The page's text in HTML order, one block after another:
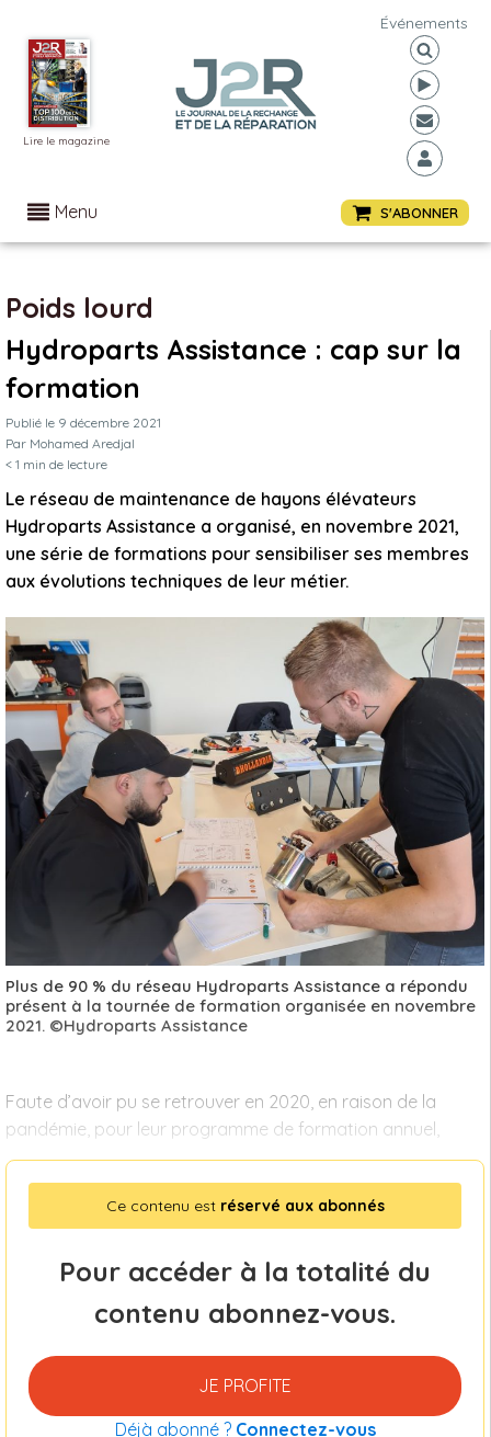
Lire le magazine
Événements
Menu S'ABONNER
Poids lourd
Hydroparts Assistance : cap sur la
formation
Publié le 9 décembre 2021
Par Mohamed Aredjal
< 1 min de lecture
Le réseau de maintenance de hayons élévateurs
Hydroparts Assistance a organisé, en novembre 2021,
une série de formations pour sensibiliser ses membres
aux évolutions techniques de leur métier.
Plus de 90 % du réseau Hydroparts Assistance a répondu
présent à la tournée de formation organisée en novembre
2021. ©Hydroparts Assistance
Faute d’avoir pu se retrouver en 2020, en raison de la
pandémie, pour leur programme de formation annuel,
Ce contenu est réservé aux abonnés
Pour accéder à la totalité du
contenu abonnez-vous.
JE PROFITE
Déjà abonné ? Connectez-vous